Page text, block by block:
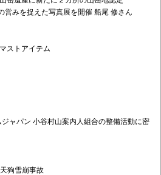
営みを捉えた写真展を開催 船尾 修さん
ストアイテム
ャパン 小谷村山案内人組合の整備活動に密
狗雪崩事故